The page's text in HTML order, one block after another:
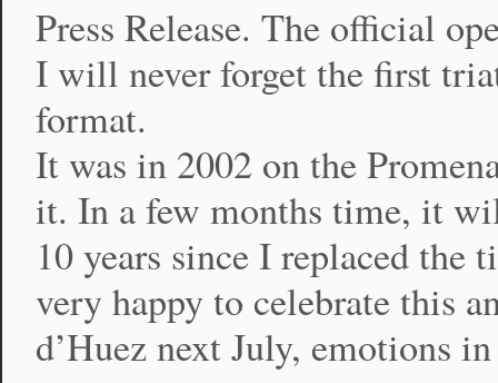
Press Release. The official
I will never forget the first
format.
It was in 2002 on the
it. In a few months time, it
10 years since I replaced
very happy to celebrate this
d’Huez next July, emotions